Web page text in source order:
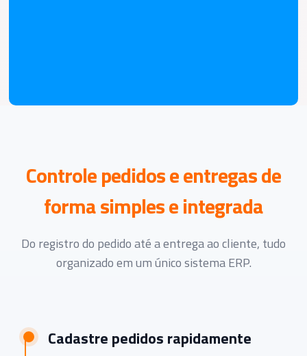
Controle pedidos e entregas de
forma simples e integrada
Do registro do pedido até a entrega ao cliente, tudo
organizado em um único sistema ERP.
Cadastre pedidos rapidamente